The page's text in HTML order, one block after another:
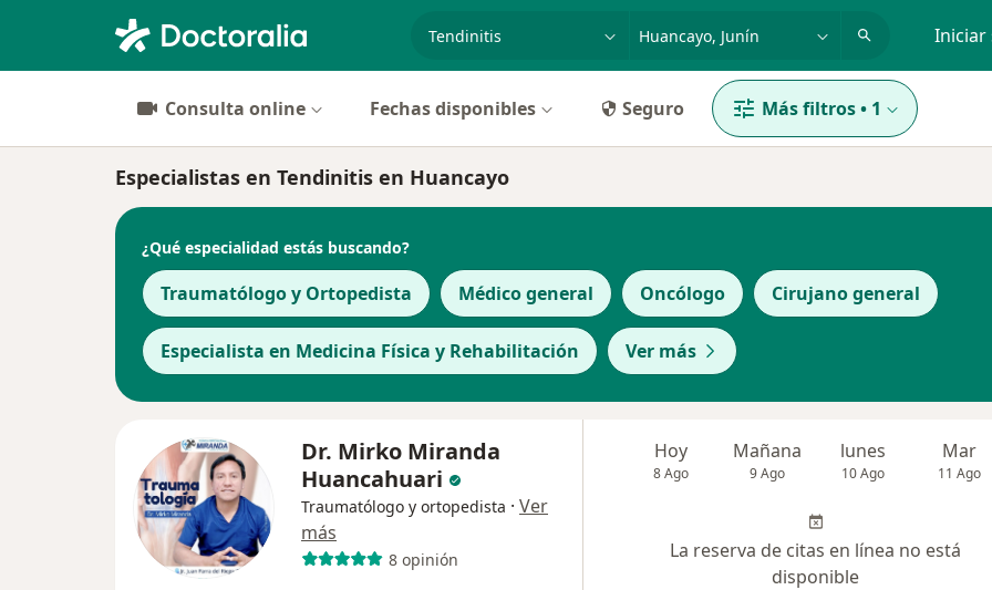
Iniciar
Consulta online Fechas disponibles Seguro Más filtros• 1
Especialistas en Tendinitis en Huancayo
¿Qué especialidad estás buscando?
Traumatólogo y Ortopedista Médico general Oncólogo Cirujano general
Especialista en Medicina Física y Rehabilitación Ver más
Dr. Mirko Miranda
Huancahuari
Traumatólogo y ortopedista · Ver
más
8 opinión
Hoy
8 Ago
Mañana
9 Ago
lunes
10 Ago
Mar
11 Ago
La reserva de citas en línea no está
disponible